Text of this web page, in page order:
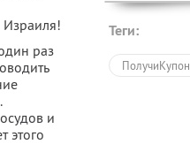
Израиля!
раз
и
этого
Теги:
ПолучиКупон